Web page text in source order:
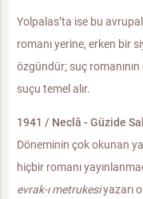
Yolpalas’ta ise bu
romanı yerine, erken bir
özgündür; suç
suçu temel alır.
1941 / Neclâ - Güzide
Döneminin çok okunan
hiçbir romanı
evrak-ı metrukesiyazarı